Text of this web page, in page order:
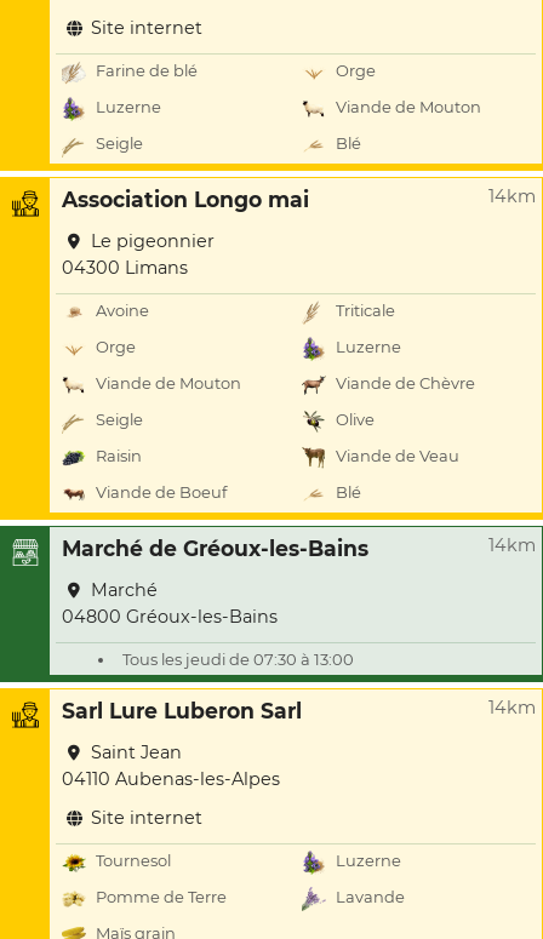
Site internet
Farine de blé
Orge
Luzerne
Viande de Mouton
Seigle
Blé
Association Longo mai 14km
Le pigeonnier
04300 Limans
Avoine
Triticale
Orge
Luzerne
Viande de Mouton
Viande de Chèvre
Seigle
Olive
Raisin
Viande de Veau
Viande de Boeuf
Blé
Marché de Gréoux-les-Bains 14km
Marché
04800 Gréoux-les-Bains
Tous les jeudi de 07:30 à 13:00
Sarl Lure Luberon Sarl 14km
Saint Jean
04110 Aubenas-les-Alpes
Site internet
Tournesol
Luzerne
Pomme de Terre
Lavande
Maïs grain